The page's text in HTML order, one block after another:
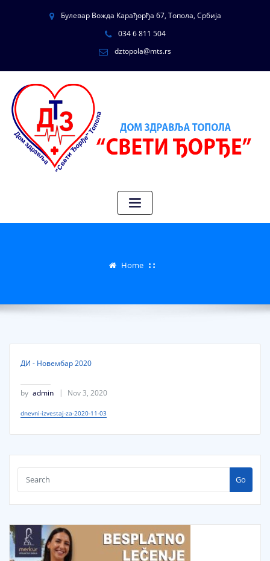
Булевар Вожда Карађорђа 67, Топола, Србија
034 6 811 504
dztopola@mts.rs
Home
ДИ - Новембар 2020
by admin Nov 3, 2020
dnevni-izvestaj-za-2020-11-03
Go